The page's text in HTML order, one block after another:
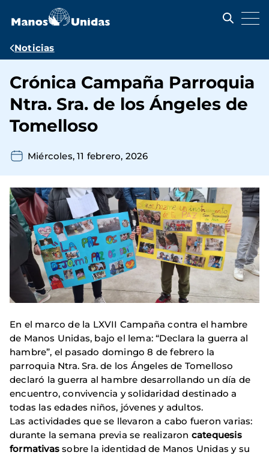
contenido
Ruta
navegación
Noticias
Crónica Campaña Parroquia
Ntra. Sra. de los Ángeles de
Tomelloso
Miércoles, 11 febrero, 2026
En el marco de la LXVII Campaña contra el hambre
de Manos Unidas, bajo el lema: “Declara la guerra al
hambre”, el pasado domingo 8 de febrero la
parroquia Ntra. Sra. de los Ángeles de Tomelloso
declaró la guerra al hambre desarrollando un día de
encuentro, convivencia y solidaridad destinado a
todas las edades niños, jóvenes y adultos.
Las actividades que se llevaron a cabo fueron varias:
durante la semana previa se realizaron catequesis
formativas sobre la identidad de Manos Unidas y su